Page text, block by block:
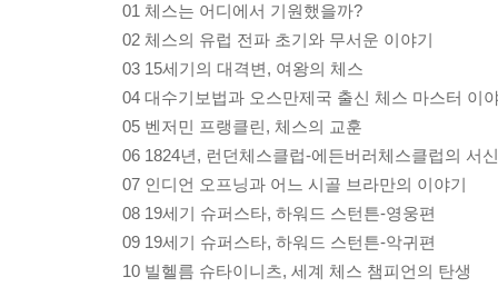
01 체스는 어디에서 기원했을까?
02 체스의 유럽 전파 초기와 무서운 이야기
03 15세기의 대격변, 여왕의 체스
04 대수기보법과 오스만제국 출신 체스 마스터 이
05 벤저민 프랭클린, 체스의 교훈
06 1824년, 런던체스클럽-에든버러체스클럽의 서
07 인디언 오프닝과 어느 시골 브라만의 이야기
08 19세기 슈퍼스타, 하워드 스턴튼-영웅편
09 19세기 슈퍼스타, 하워드 스턴튼-악귀편
10 빌헬름 슈타이니츠, 세계 체스 챔피언의 탄생